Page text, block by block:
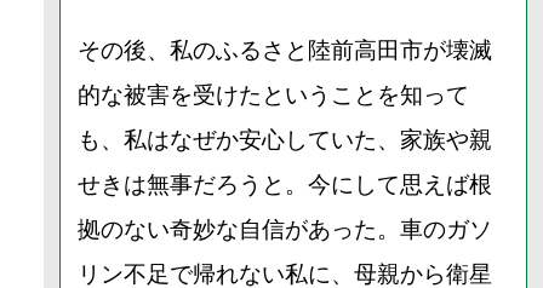
その後、私のふるさと陸前高田市が壊滅
的な被害を受けたということを知って
も、私はなぜか安心していた、家族や親
せきは無事だろうと。今にして思えば根
拠のない奇妙な自信があった。車のガソ
リン不足で帰れない私に、母親から衛星